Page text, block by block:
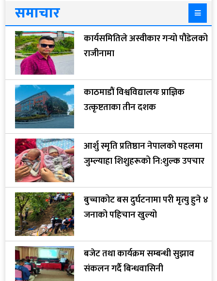
समाचार
कार्यसमितिले अस्वीकार गर्‍यो पौडेलको
राजीनामा
काठमाडौं विश्वविद्यालयः प्राज्ञिक
उत्कृष्टताका तीन दशक
आर्शु स्मृति प्रतिष्ठान नेपालको पहलमा
जुम्ल्याहा शिशुहरूको नि:शुल्क उपचार
बुच्चाकोट बस दुर्घटनामा परी मृत्यु हुने ४
जनाको पहिचान खुल्यो
बजेट तथा कार्यक्रम सम्बन्धी सुझाव
संकलन गर्दै बिन्धवासिनी